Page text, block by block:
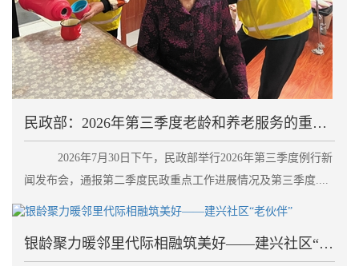
民政部：2026年第三季度老龄和养老服务的重点工作
2026年7月30日下午，民政部举行2026年第三季度例行新
闻发布会，通报第二季度民政重点工作进展情况及第三季度....
银龄聚力暖邻里代际相融筑美好——建兴社区“老伙伴”